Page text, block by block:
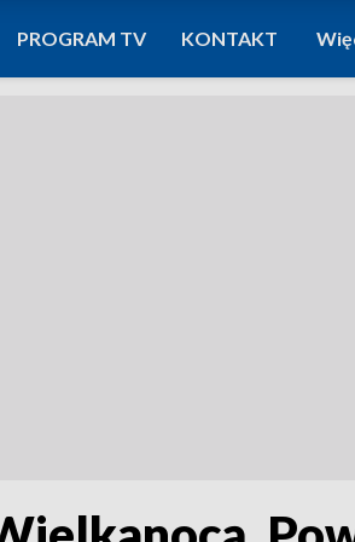
PROGRAM TV KONTAKT